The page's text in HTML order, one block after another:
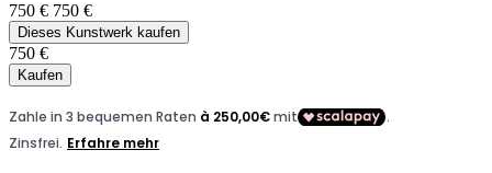
750 € 750 €
Dieses Kunstwerk kaufen
750 €
Kaufen